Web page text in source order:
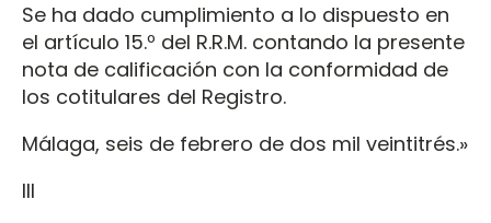
Se ha dado cumplimiento a lo dispuesto en
el artículo 15.º del R.R.M. contando la presente
nota de calificación con la conformidad de
los cotitulares del Registro.
Málaga, seis de febrero de dos mil veintitrés.»
III